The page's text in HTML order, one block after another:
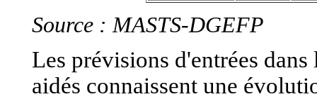
Source : MASTS-DGEFP
Les prévisions d'entrées
aidés connaissent une